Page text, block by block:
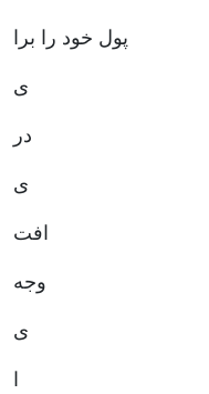
پول خود را برا
ی
در
ی
افت
وجه
ی
ا